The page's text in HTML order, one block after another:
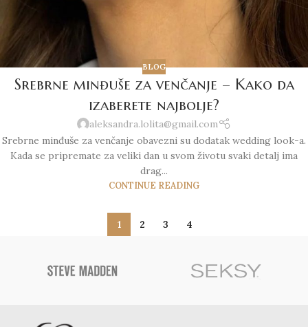
BLOG
Srebrne minđuše za venčanje – Kako da
izaberete najbolje?
aleksandra.lolita@gmail.com
Srebrne minđuše za venčanje obavezni su dodatak wedding look-a.
Kada se pripremate za veliki dan u svom životu svaki detalj ima
drag...
CONTINUE READING
1 2 3 4